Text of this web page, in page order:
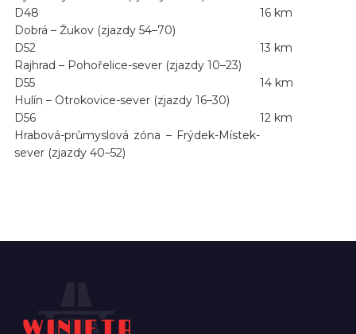
D48
Dobrá – Žukov (zjazdy 54–70)
16 km
D52
Rajhrad – Pohořelice-sever (zjazdy 10–23)
13 km
D55
Hulín – Otrokovice-sever (zjazdy 16–30)
14 km
D56
Hrabová-průmyslová zóna – Frýdek-Místek-
sever (zjazdy 40–52)
12 km